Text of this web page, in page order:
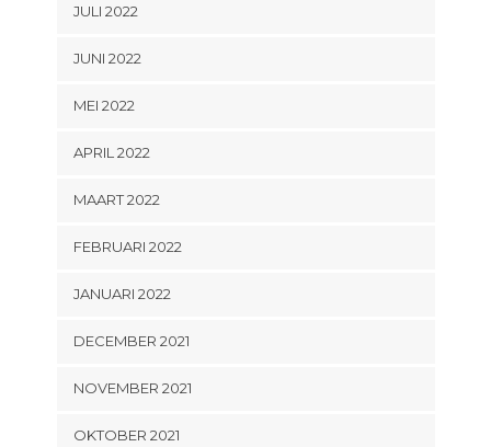
JULI 2022
JUNI 2022
MEI 2022
APRIL 2022
MAART 2022
FEBRUARI 2022
JANUARI 2022
DECEMBER 2021
NOVEMBER 2021
OKTOBER 2021